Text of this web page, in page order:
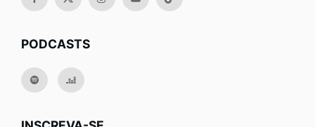
PODCASTS